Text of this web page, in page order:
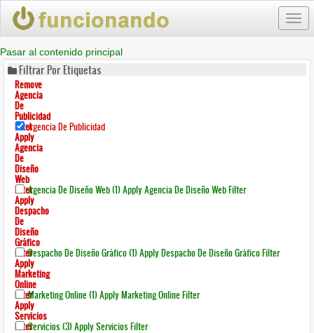
Pasar al contenido principal
Filtrar Por Etiquetas
Remove
Agencia
De
Publicidad
FilterAgencia De Publicidad
Apply
Agencia
De
Diseño
Web
FilterAgencia De Diseño Web (1) Apply Agencia De Diseño Web Filter
Apply
Despacho
De
Diseño
Gráfico
FilterDespacho De Diseño Gráfico (1) Apply Despacho De Diseño Gráfico Filter
Apply
Marketing
Online
FilterMarketing Online (1) Apply Marketing Online Filter
Apply
Servicios
FilterServicios (3) Apply Servicios Filter